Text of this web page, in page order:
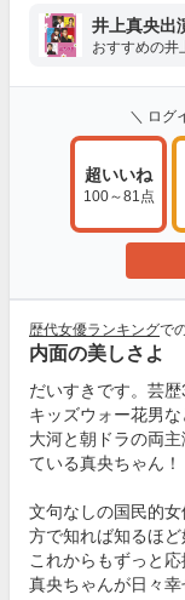
井上真央出
おすすめの井
＼ ログ
超いいね
100～81点
歴代女優ランキングで
内面の美しさよ
だいすきです。芸歴
キッズウォー花男な
大河と朝ドラの両
ている真央ちゃん！
文句なしの国民的
方で知れば知るほど
これからもずっと応
真央ちゃんが日々幸